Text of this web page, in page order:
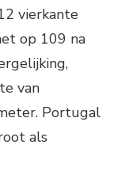
vierkante
op 109 na
van
Portugal
als